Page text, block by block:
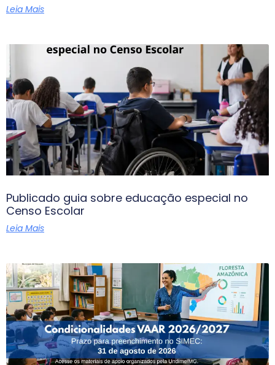
Leia Mais
Publicado guia sobre educação especial no
Censo Escolar
Leia Mais